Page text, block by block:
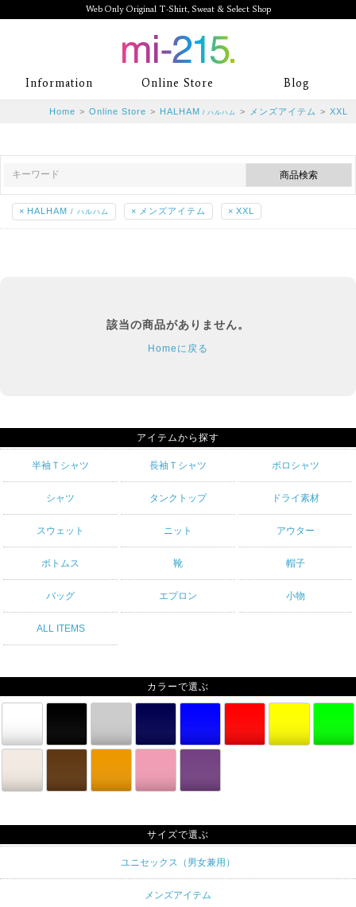
Web Only Original T-Shirt, Sweat & Select Shop
mi-215. Web Only Original T-Shirt,
Sweat & Select Shop mi-215. Tシャ
ランド専門通販
Information Online Store Blog
Home > Online Store > HALHAM / ハルハム > メンズアイテム > XXL
× HALHAM / ハルハム × メンズアイテム × XXL
該当の商品がありません。
Homeに戻る
アイテムから探す
半袖Ｔシャツ 長袖Ｔシャツ ポロシャツ
シャツ タンクトップ ドライ素材
スウェット ニット アウター
ボトムス 靴 帽子
バッグ エプロン 小物
ALL ITEMS
カラーで選ぶ
サイズで選ぶ
ユニセックス（男女兼用）
メンズアイテム